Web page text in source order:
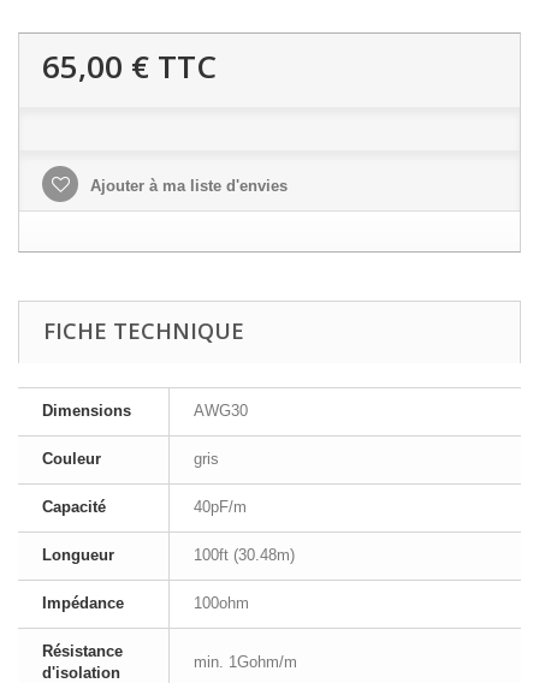
65,00 € TTC
Ajouter à ma liste d'envies
FICHE TECHNIQUE
Dimensions AWG30
Couleur gris
Capacité 40pF/m
Longueur 100ft (30.48m)
Impédance 100ohm
Résistance
d'isolation
min. 1Gohm/m